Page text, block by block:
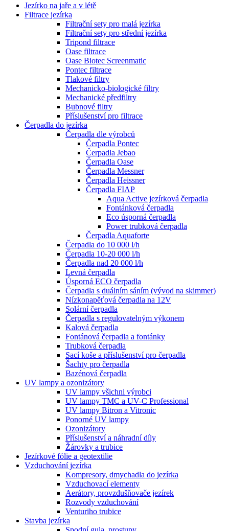
Jezírko na jaře a v létě
Filtrace jezírka
Filtrační sety pro malá jezírka
Filtrační sety pro střední jezírka
Tripond filtrace
Oase filtrace
Oase Biotec Screenmatic
Pontec filtrace
Tlakové filtry
Mechanicko-biologické filtry
Mechanické předfiltry
Bubnové filtry
Příslušenství pro filtrace
Čerpadla do jezírka
Čerpadla dle výrobců
Čerpadla Pontec
Čerpadla Jebao
Čerpadla Oase
Čerpadla Messner
Čerpadla Heissner
Čerpadla FIAP
Aqua Active jezírková čerpadla
Fontánková čerpadla
Eco úsporná čerpadla
Power trubková čerpadla
Čerpadla Aquaforte
Čerpadla do 10 000 l/h
Čerpadla 10-20 000 l/h
Čerpadla nad 20 000 l/h
Levná čerpadla
Úsporná ECO čerpadla
Čerpadla s duálním sáním (vývod na skimmer)
Nízkonapěťová čerpadla na 12V
Solární čerpadla
Čerpadla s regulovatelným výkonem
Kalová čerpadla
Fontánová čerpadla a fontánky
Trubková čerpadla
Sací koše a příslušenství pro čerpadla
Šachty pro čerpadla
Bazénová čerpadla
UV lampy a ozonizátory
UV lampy všichni výrobci
UV lampy TMC a UV-C Professional
UV lampy Bitron a Vitronic
Ponorné UV lampy
Ozonizátory
Příslušenství a náhradní díly
Žárovky a trubice
Jezírkové fólie a geotextilie
Vzduchování jezírka
Kompresory, dmychadla do jezírka
Vzduchovací elementy
Aerátory, provzdušňovače jezírek
Rozvody vzduchování
Venturiho trubice
Stavba jezírka